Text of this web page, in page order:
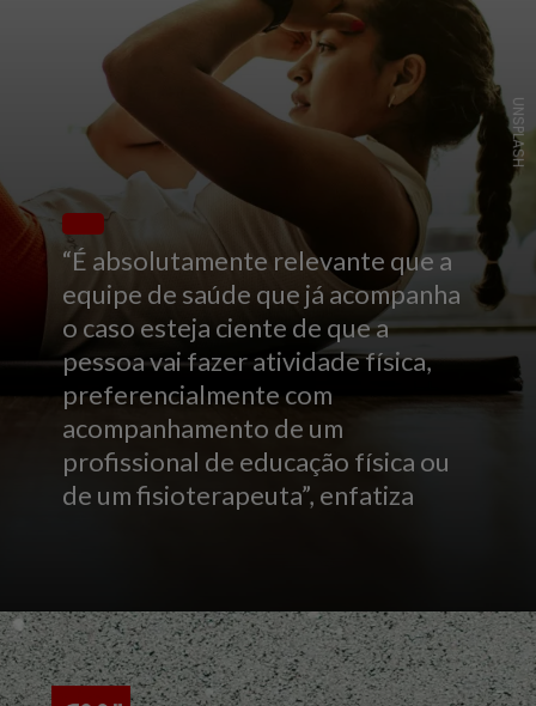
“É absolutamente relevante que a
equipe de saúde que já acompanha
o caso esteja ciente de que a
pessoa vai fazer atividade física,
preferencialmente com
acompanhamento de um
profissional de educação física ou
de um fisioterapeuta”, enfatiza
UNSPLASH